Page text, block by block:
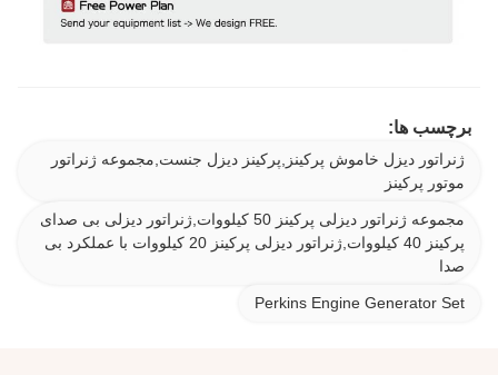
برچسب ها:
ژنراتور دیزل خاموش پرکینز,پرکینز دیزل جنست,مجموعه ژنراتور
موتور پرکینز
مجموعه ژنراتور دیزلی پرکینز 50 کیلووات,ژنراتور دیزلی بی صدای
پرکینز 40 کیلووات,ژنراتور دیزلی پرکینز 20 کیلووات با عملکرد بی
صدا
Perkins Engine Generator Set